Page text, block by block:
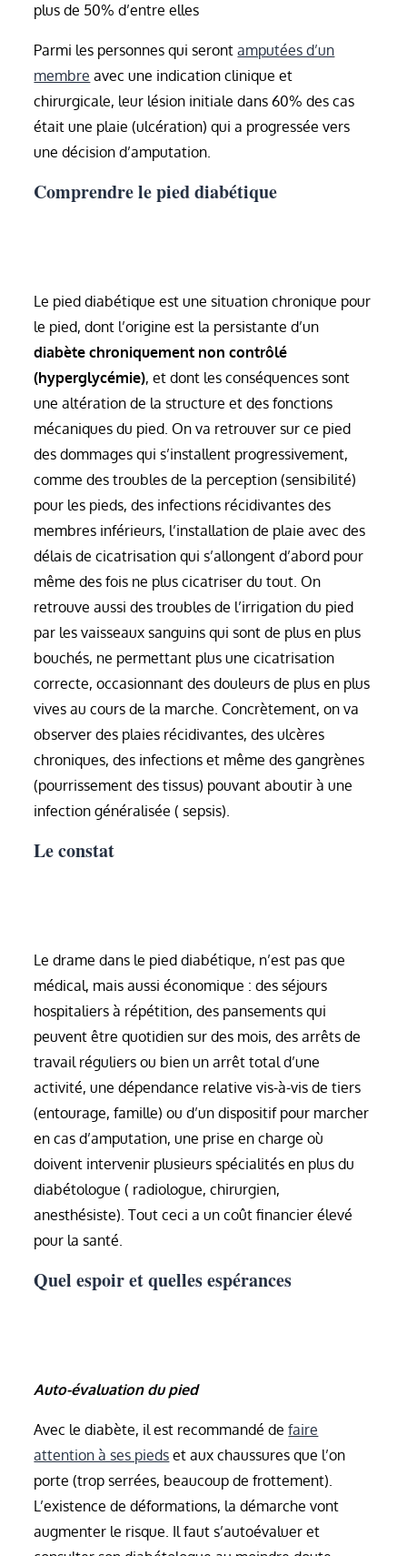
plus de 50% d’entre elles
Parmi les personnes qui serontamputées d’un
membre avec une indication clinique et
chirurgicale, leur lésion initiale dans 60% des cas
était une plaie (ulcération) qui a progressée vers
une décision d’amputation.
Comprendre le pied diabétique
Le pied diabétique est une situation chronique pour
le pied, dont l’origine est la persistante d’un
diabète chroniquement non contrôlé
(hyperglycémie), et dont les conséquences sont
une altération de la structure et des fonctions
mécaniques du pied. On va retrouver sur ce pied
des dommages qui s’installent progressivement,
comme des troubles de la perception (sensibilité)
pour les pieds, des infections récidivantes des
membres inférieurs, l’installation de plaie avec des
délais de cicatrisation qui s’allongent d’abord pour
même des fois ne plus cicatriser du tout. On
retrouve aussi des troubles de l’irrigation du pied
par les vaisseaux sanguins qui sont de plus en plus
bouchés, ne permettant plus une cicatrisation
correcte, occasionnant des douleurs de plus en plus
vives au cours de la marche. Concrètement, on va
observer des plaies récidivantes, des ulcères
chroniques, des infections et même des gangrènes
(pourrissement des tissus) pouvant aboutir à une
infection généralisée ( sepsis).
Le constat
Le drame dans le pied diabétique, n’est pas que
médical, mais aussi économique : des séjours
hospitaliers à répétition, des pansements qui
peuvent être quotidien sur des mois, des arrêts de
travail réguliers ou bien un arrêt total d’une
activité, une dépendance relative vis-à-vis de tiers
(entourage, famille) ou d’un dispositif pour marcher
en cas d’amputation, une prise en charge où
doivent intervenir plusieurs spécialités en plus du
diabétologue ( radiologue, chirurgien,
anesthésiste). Tout ceci a un coût financier élevé
pour la santé.
Quel espoir et quelles espérances
Auto-évaluation du pied
Avec le diabète, il est recommandé defaire
attention à ses pieds et aux chaussures que l’on
porte (trop serrées, beaucoup de frottement).
L’existence de déformations, la démarche vont
augmenter le risque. Il faut s’autoévaluer et